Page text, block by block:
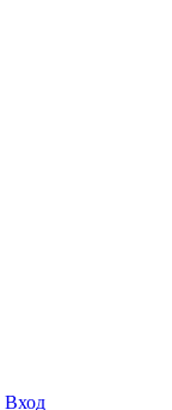
Вход